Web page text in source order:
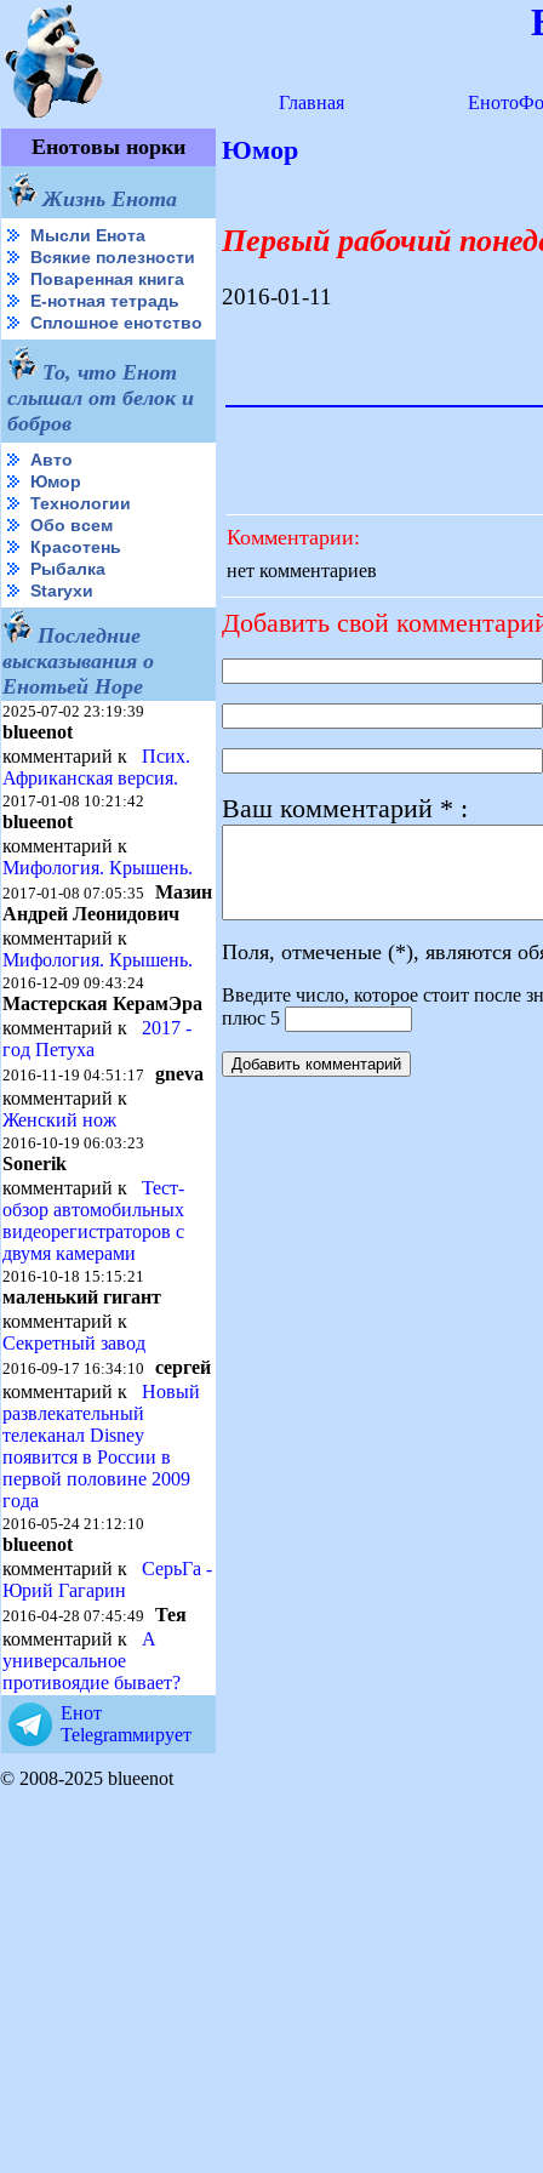
Главная
Енотовы норки
Жизнь Енота
Мысли Енота
Всякие полезности
Поваренная книга
Е-нотная тетрадь
Сплошное енотство
То, что Енот
слышал от белок и
бобров
Авто
Юмор
Технологии
Обо всем
Красотень
Рыбалка
Starухи
Последние
высказывания о
Енотьей Норе
2025-07-02 23:19:39
blueenot
комментарий к Псих.
Африканская версия.
2017-01-08 10:21:42
blueenot
комментарий к
Мифология. Крышень.
2017-01-08 07:05:35 Мазин
Андрей Леонидович
комментарий к
Мифология. Крышень.
2016-12-09 09:43:24
Мастерская КерамЭра
комментарий к 2017 -
год Петуха
2016-11-19 04:51:17 gneva
комментарий к
Женский нож
2016-10-19 06:03:23
Sonerik
комментарий к Тест-
обзор автомобильных
видеорегистраторов с
двумя камерами
2016-10-18 15:15:21
маленький гигант
комментарий к
Секретный завод
2016-09-17 16:34:10 сергей
комментарий к Новый
развлекательный
телеканал Disney
появится в России в
первой половине 2009
года
2016-05-24 21:12:10
blueenot
комментарий к СерьГа -
Юрий Гагарин
2016-04-28 07:45:49 Тея
комментарий к А
универсальное
противоядие бывает?
Енот
Telegramмирует
Юмор
Первый рабочий
2016-01-11
Комментарии:
нет комментариев
Добавить свой
Ваш комментарий * :
Поля, отмеченые (*), являются
Введите число, которое стоит после
плюс 5
© 2008-2025 blueenot